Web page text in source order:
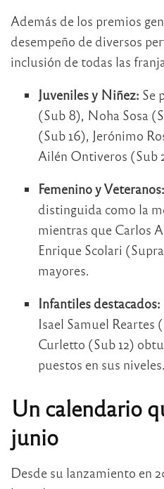
Además de los premios
desempeño de diversos
inclusión de todas las
Juveniles y Niñez: Se
(Sub 8), Noha Sosa
(Sub 16), Jerónimo
Ailén Ontiveros (Sub
Femenino y Veteranos:
distinguida como la
mientras que Carlos
Enrique Scolari
mayores.
Infantiles destacados:
Isael Samuel Reartes
Curletto (Sub 12)
puestos en sus niveles.
Un calendario
junio
Desde su lanzamiento en